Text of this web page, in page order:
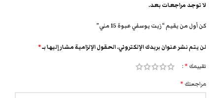
لا توجد مراجعات بعد.
كن أول من يقيم “زيت يوسفي عبوة 15 ملي”
لن يتم نشر عنوان بريدك الإلكتروني.الحقول الإلزامية مشار إليها بـ*
تقييمك *
مراجعتك *